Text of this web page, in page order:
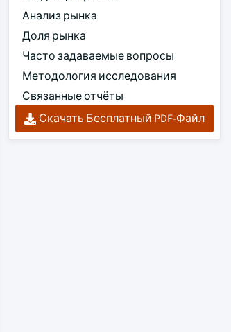
Анализ рынка
Доля рынка
Часто задаваемые вопросы
Методология исследования
Связанные отчёты
Скачать Бесплатный PDF-Файл